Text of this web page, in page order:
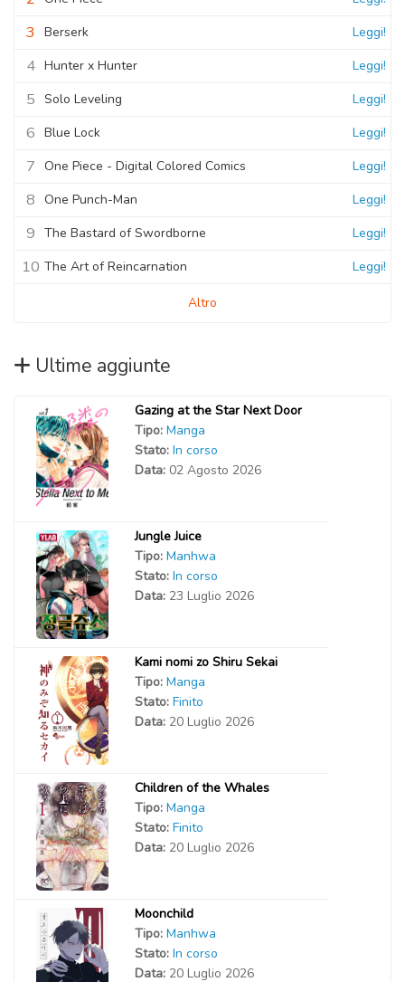
3 Berserk Leggi!
4 Hunter x Hunter Leggi!
5 Solo Leveling Leggi!
6 Blue Lock Leggi!
7 One Piece - Digital Colored Comics Leggi!
8 One Punch-Man Leggi!
9 The Bastard of Swordborne Leggi!
10 The Art of Reincarnation Leggi!
Altro
Ultime aggiunte
Gazing at the Star Next Door
Tipo: Manga
Stato: In corso
Data: 02 Agosto 2026
Jungle Juice
Tipo: Manhwa
Stato: In corso
Data: 23 Luglio 2026
Kami nomi zo Shiru Sekai
Tipo: Manga
Stato: Finito
Data: 20 Luglio 2026
Children of the Whales
Tipo: Manga
Stato: Finito
Data: 20 Luglio 2026
Moonchild
Tipo: Manhwa
Stato: In corso
Data: 20 Luglio 2026